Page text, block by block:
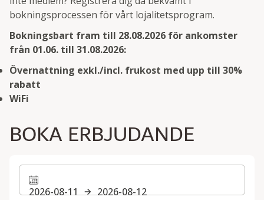
bokningsprocessen för vårt lojalitetsprogram.
Bokningsbart fram till 28.08.2026 för ankomster
från 01.06. till 31.08.2026:
Övernattning exkl./incl. frukost med upp till 30%
rabatt
WiFi
BOKA ERBJUDANDE
2026-08-11
2026-08-12